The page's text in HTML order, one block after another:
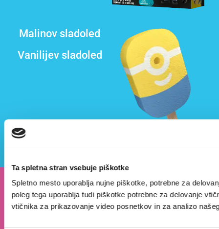
Ta spletna stran vsebuje piškotke
Spletno mesto uporablja nujne piškotke, potrebne za
poleg tega uporablja tudi piškotke potrebne za delovanje
vtičnika za prikazovanje video posnetkov in za analizo
Malinov sladoled
Vanilijev sladoled